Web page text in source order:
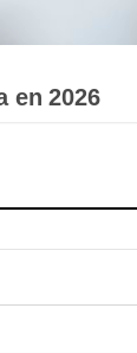
en 2026